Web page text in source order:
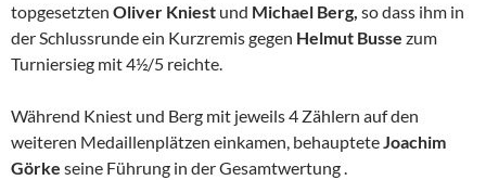
topgesetzten Oliver Kniest und Michael Berg, so dass ihm in
der Schlussrunde ein Kurzremis gegen Helmut Busse zum
Turniersieg mit 4½/5 reichte.
Während Kniest und Berg mit jeweils 4 Zählern auf den
weiteren Medaillenplätzen einkamen, behaupteteJoachim
Görke seine Führung in der Gesamtwertung .